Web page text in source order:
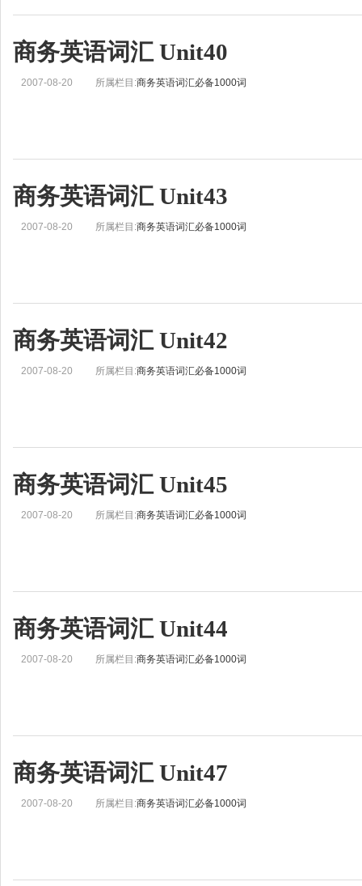
商务英语词汇 Unit40
2007-08-20 所属栏目:商务英语词汇必备1000词
商务英语词汇 Unit43
2007-08-20 所属栏目:商务英语词汇必备1000词
商务英语词汇 Unit42
2007-08-20 所属栏目:商务英语词汇必备1000词
商务英语词汇 Unit45
2007-08-20 所属栏目:商务英语词汇必备1000词
商务英语词汇 Unit44
2007-08-20 所属栏目:商务英语词汇必备1000词
商务英语词汇 Unit47
2007-08-20 所属栏目:商务英语词汇必备1000词